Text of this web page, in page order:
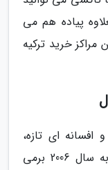
پیاده هم می
خرید ترکیه
ای تازه،
کانیون استانبول است که افتتحاح آن به سال 2006 برمی